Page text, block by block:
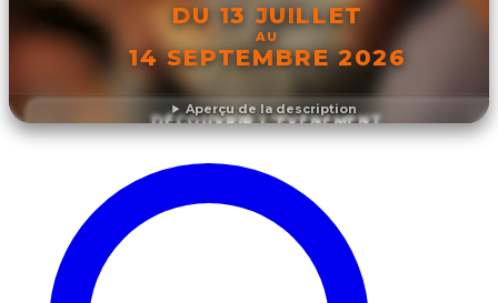
Aperçu de la description
DU 13 JUILLET
AU
14 SEPTEMBRE 2026
DÉCOUVRIR L'ÉVÉNEMENT